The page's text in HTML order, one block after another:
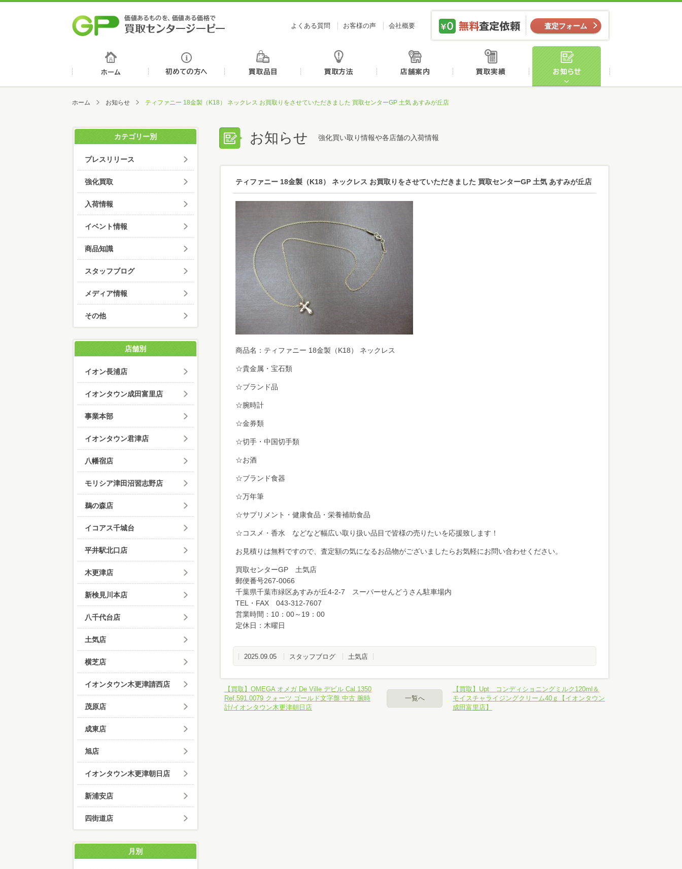
価値あるものを、価値ある価格で買取センタージーピー
よくある質問 お客様の声 会社概要
無料査定依頼
査定フォーム
初めての方へ 買取品目 買取方法 店舗案内 買取実績
ホーム お知らせ ティファニー 18金製（K18） ネックレス お買取りをさせていただきました 買取センターGP 土気 あすみが丘店
お知らせ 強化買い取り情報や各店舗の入荷情報
ティファニー 18金製（K18） ネックレス お買取りをさせていただきました 買取センターGP 土気 あすみが丘店
商品名：ティファニー 18金製（K18） ネックレス
☆貴金属・宝石類
☆ブランド品
☆腕時計
☆金券類
☆切手・中国切手類
☆お酒
☆ブランド食器
☆万年筆
☆サプリメント・健康食品・栄養補助食品
☆コスメ・香水 などなど幅広い取り扱い品目で皆様の売りたいを応援致します！
お見積りは無料ですので、査定額の気になるお品物がございましたらお気軽にお問い合わせください。
買取センターGP 土気店
郵便番号267-0066
千葉県千葉市緑区あすみが丘4-2-7 スーパーせんどうさん駐車場内
TEL・FAX 043-312-7607
営業時間：10：00～19：00
定休日：木曜日
2025.09.05 スタッフブログ 土気店
【買取】OMEGA オメガ De Ville デビル Cal.1350
Ref.591.0079 クォーツ ゴールド文字盤 中古 腕時
計/イオンタウン木更津朝日店
一覧へ
【買取】Upt コンディショニングミルク120ml＆
モイスチャライジングクリーム40ｇ【イオンタウン
成田富里店】
カテゴリー別
プレスリリース
強化買取
入荷情報
イベント情報
商品知識
スタッフブログ
メディア情報
その他
店舗別
イオン長浦店
イオンタウン成田富里店
事業本部
イオンタウン君津店
八幡宿店
モリシア津田沼習志野店
鵜の森店
イコアス千城台
平井駅北口店
木更津店
新検見川本店
八千代台店
土気店
横芝店
イオンタウン木更津請西店
茂原店
成東店
旭店
イオンタウン木更津朝日店
新浦安店
四街道店
月別